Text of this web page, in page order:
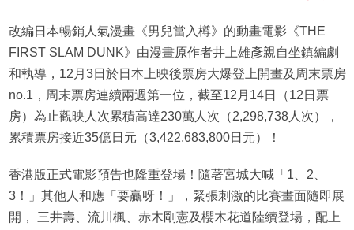
改編日本暢銷人氣漫畫《男兒當入樽》的動畫電影《THE
FIRST SLAM DUNK》由漫畫原作者井上雄彥親自坐鎮編劇
和執導，12月3日於日本上映後票房大爆登上開畫及周末票房
no.1，周末票房連續兩週第一位，截至12月14日（12日票
房）為止觀映人次累積高達230萬人次（2,298,738人次），
累積票房接近35億日元（3,422,683,800日元）！
香港版正式電影預告也隆重登場！隨著宮城大喊「1、2、
3！」其他人和應「要贏呀！」，緊張刺激的比賽畫面隨即展
開， 三井壽、流川楓、赤木剛憲及櫻木花道陸續登場，配上